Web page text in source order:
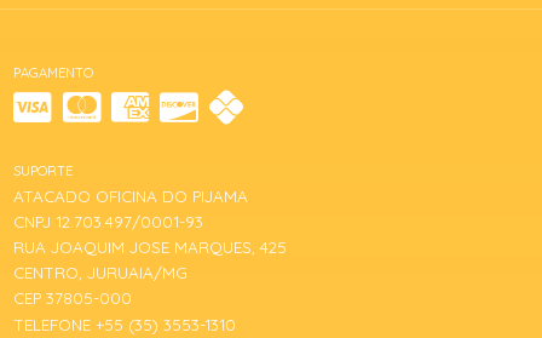
PAGAMENTO
SUPORTE
ATACADO OFICINA DO PIJAMA
CNPJ 12.703.497/0001-93
RUA JOAQUIM JOSE MARQUES, 425
CENTRO, JURUAIA/MG
CEP 37805-000
TELEFONE +55 (35) 3553-1310